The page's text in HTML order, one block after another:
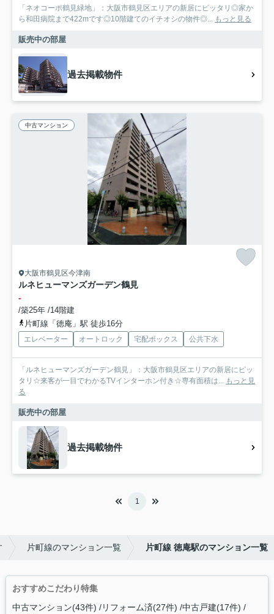
「ネオコーポ鶴見緑地」：大阪市鶴見区エリアの新居にピッタリ◎家か
ら和田病院まで422mです◎10階建てのイチオシの物件◎...
もっと見る
販売中の部屋
過去掲載物件
中古マンション
大阪市鶴見区今津南
ルネヒューマンズガーデン鶴見
-
/築25年 /14階建
片町線「徳庵」駅 徒歩16分
エレベーター オートロック 宅配ボックス 公共下水
「ルネヒューマンズガーデン鶴見」：大阪市鶴見区エリアの新居にピッ
タリ☆来客が一目でわかるTVインターホン付き☆専有面積は...
もっと見
る
販売中の部屋
過去掲載物件
1
片町線のマンション一覧 片町線 徳庵駅のマンション一覧
おすすめこだわり特集
中古マンション(43件) リフォーム済(27件) 中古戸建(17件)